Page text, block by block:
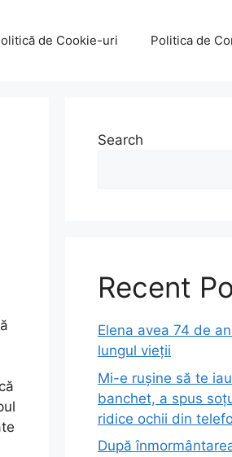
de Cookie-uri Politica de
Search
Recent
Elena avea 74 de
lungul vieții
Mi-e rușine să te
banchet, a spus
ridice ochii din
După